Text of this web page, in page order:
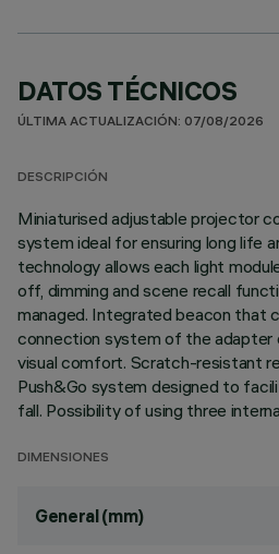
DATOS TÉCNICOS
ÚLTIMA ACTUALIZACIÓN: 07/08/2026
DESCRIPCIÓN
Miniaturised adjustable projector
system ideal for ensuring long life
technology allows each light
off, dimming and scene recall
managed. Integrated beacon that
connection system of the adapter
visual comfort. Scratch-resistant
Push&Go system designed to
fall. Possibility of using three
DIMENSIONES
General (mm)